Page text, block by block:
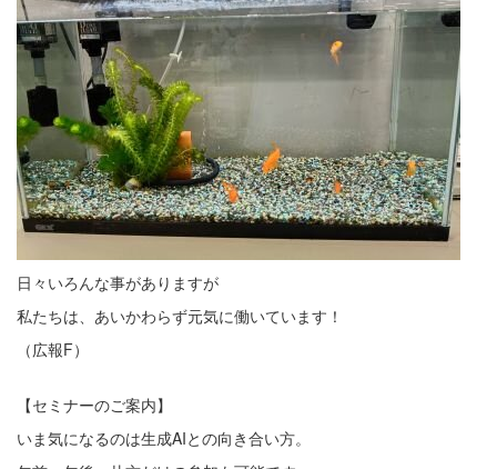
日々いろんな事がありますが
私たちは、あいかわらず元気に働いています！
（広報F）
【セミナーのご案内】
いま気になるのは生成AIとの向き合い方。